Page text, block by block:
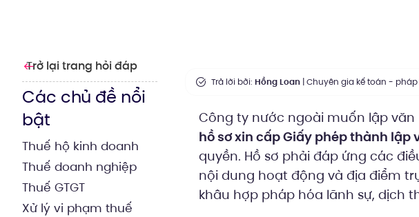
Trở lại trang hỏi đáp
Các chủ đề nổi
bật
Thuế hộ kinh doanh
Thuế doanh nghiệp
Thuế GTGT
Xử lý vi phạm thuế
Trả lời bởi:Hồng Loan | Chuyên gia kế toán -
Công ty nước ngoài muốn lập
hồ sơ xin cấp Giấy phép thành lập
quyền. Hồ sơ phải đáp ứng các
nội dung hoạt động và địa điểm
khâu hợp pháp hóa lãnh sự, dịch